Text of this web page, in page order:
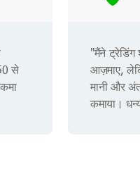
से
"मैंने
आज़माए,
मानी और
कमाया।